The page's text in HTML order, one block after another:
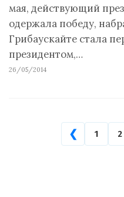
мая, действующий
одержала победу,
Грибаускайте стала
президентом,…
26/05/2014
❮ 1 2